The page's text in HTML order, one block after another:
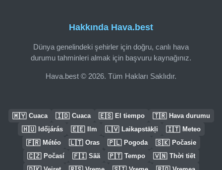
Hakkında Hava.best
Dünya genelindeki şehirler için doğru, canlı hava
durumu tahminleri almak için başvuru kaynağınız.
Hava.best © 2026. Tüm Hakları Saklıdır.
🇲🇾 Cuaca 🇮🇩 Cuaca 🇪🇸 El tiempo 🇹🇷 Hava durumu
🇭🇺 Időjárás 🇪🇪 Ilm 🇱🇻 Laikapstākļi 🇮🇹 Meteo
🇫🇷 Météo 🇱🇹 Oras 🇵🇱 Pogoda 🇸🇰 Počasie
🇨🇿 Počasí 🇫🇮 Sää 🇵🇹 Tempo 🇻🇳 Thời tiết